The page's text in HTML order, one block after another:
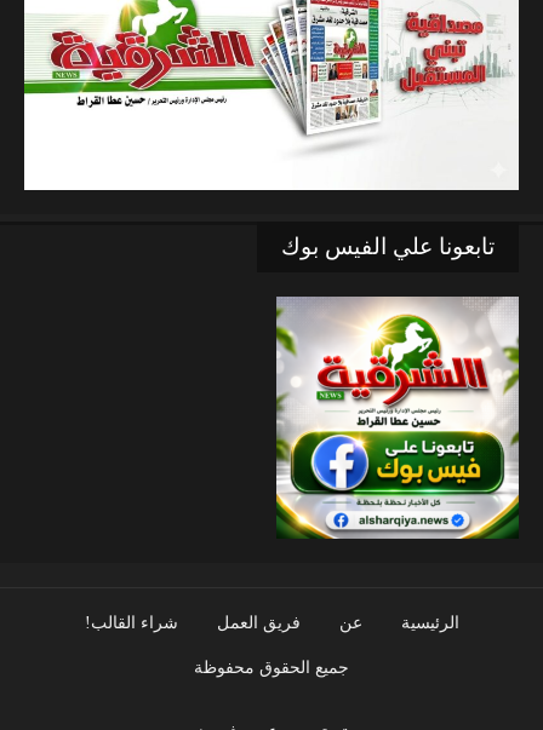
تابعونا علي الفيس بوك
الرئيسية عن فريق العمل شراء القالب!
جميع الحقوق محفوظة